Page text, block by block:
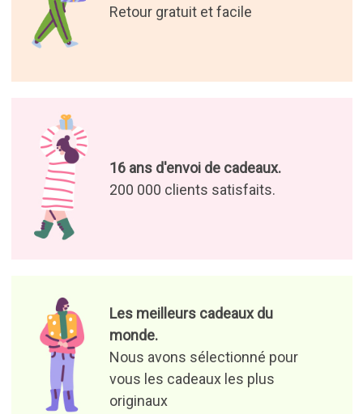
Retour gratuit et facile
16 ans d'envoi de cadeaux.
200 000 clients satisfaits.
Les meilleurs cadeaux du
monde.
Nous avons sélectionné pour
vous les cadeaux les plus
originaux